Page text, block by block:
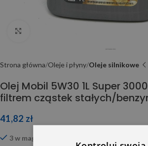
Strona główna Oleje i płyny Oleje silnikowe
Olej Mobil 5W30 1L Super
filtrem cząstek stałych/
41,82 zł
3 w magazynie